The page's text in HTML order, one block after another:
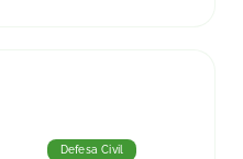
Defesa Civil